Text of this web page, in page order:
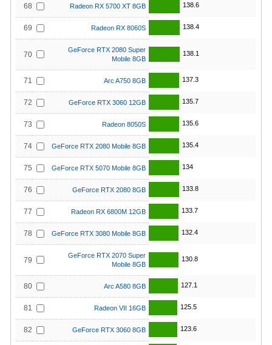
68 Radeon RX 5700 XT 8GB 138.6
69 Radeon RX 8060S 138.4
70
GeForce RTX 2080 Super
Mobile 8GB
138.1
71 Arc A750 8GB 137.3
72 GeForce RTX 3060 12GB 135.7
73 Radeon 8050S 135.6
74 GeForce RTX 2080 Mobile 8GB 135.4
75 GeForce RTX 5070 Mobile 8GB 134
76 GeForce RTX 2080 8GB 133.8
77 Radeon RX 6800M 12GB 133.7
78 GeForce RTX 3080 Mobile 8GB 132.4
79
GeForce RTX 2070 Super
Mobile 8GB
130.8
80 Arc A580 8GB 127.1
81 Radeon VII 16GB 125.5
82 GeForce RTX 3060 8GB 123.6